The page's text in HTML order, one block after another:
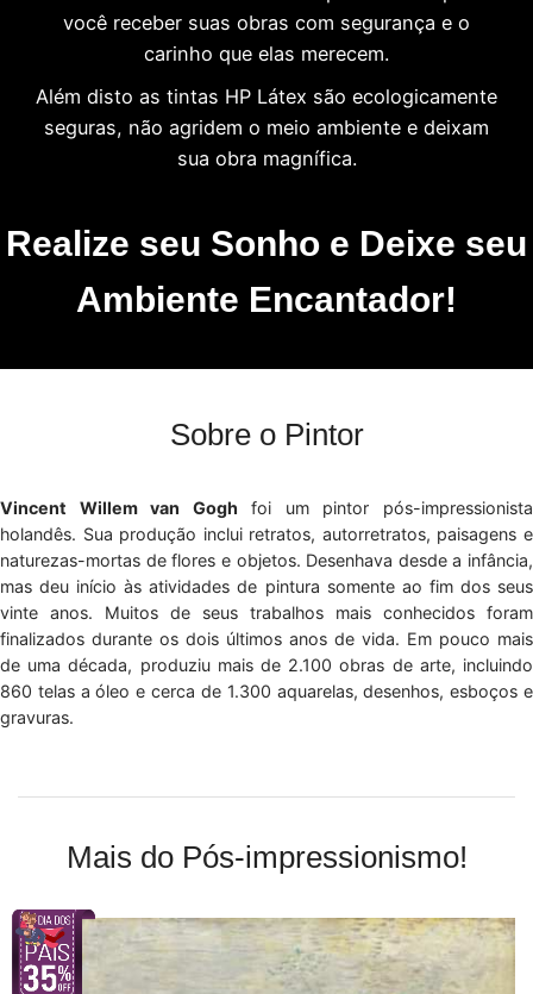
você receber suas obras com segurança e o
carinho que elas merecem.
Além disto as tintas HP Látex são ecologicamente
seguras, não agridem o meio ambiente e deixam
sua obra magnífica.
Realize seu Sonho e Deixe seu
Ambiente Encantador!
Sobre o Pintor
Vincent Willem van Gogh foi um pintor pós-impressionista
holandês. Sua produção inclui retratos, autorretratos, paisagens e
naturezas-mortas de flores e objetos. Desenhava desde a infância,
mas deu início às atividades de pintura somente ao fim dos seus
vinte anos. Muitos de seus trabalhos mais conhecidos foram
finalizados durante os dois últimos anos de vida. Em pouco mais
de uma década, produziu mais de 2.100 obras de arte, incluindo
860 telas a óleo e cerca de 1.300 aquarelas, desenhos, esboços e
gravuras.
Mais do Pós-impressionismo!